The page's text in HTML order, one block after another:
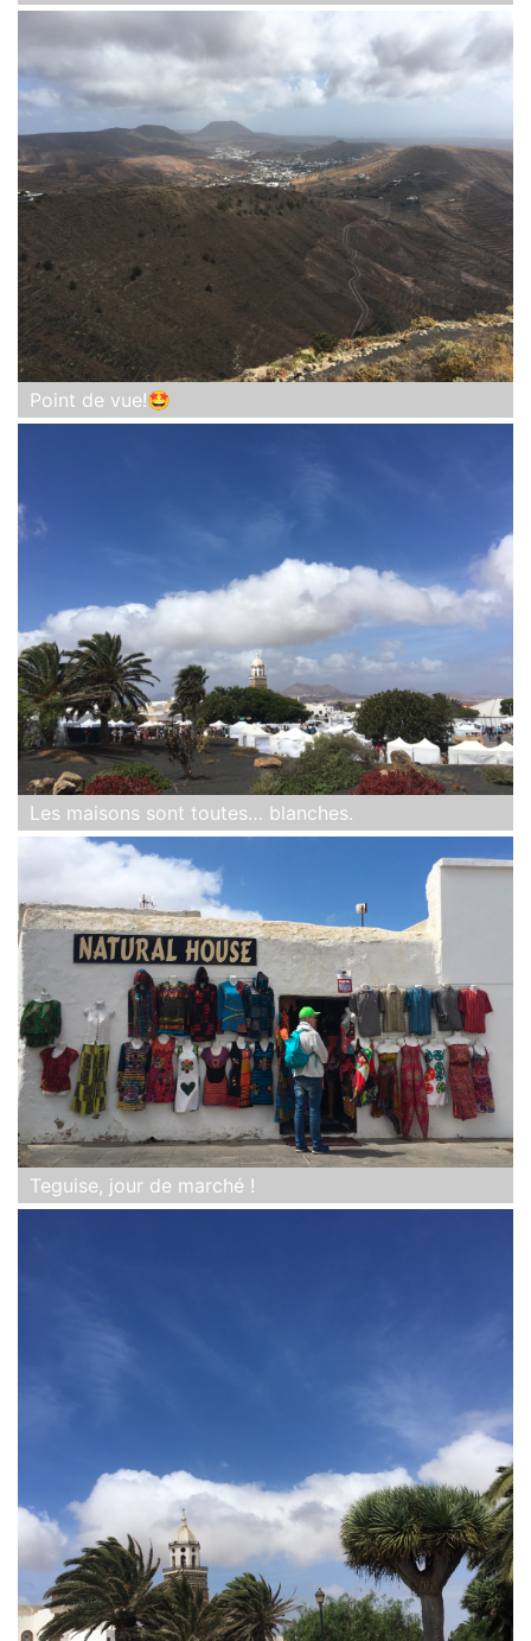
Point de vue!🤩
Les maisons sont toutes… blanches.
Teguise, jour de marché !